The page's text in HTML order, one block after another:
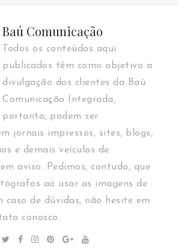
Baú Comunicação
Todos os conteúdos aqui
publicados têm como objetivo a
divulgação dos clientes da Baú
Comunicação Integrada,
portanto, podem ser
jornais impressos, sites, blogs,
e demais veículos de
aviso. Pedimos, contudo, que
ao usar as imagens de
caso de dúvidas, não hesite em
conosco.